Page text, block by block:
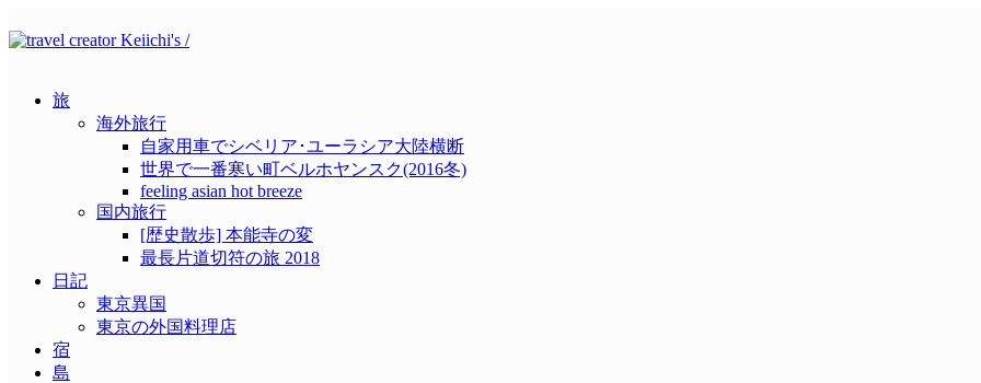
ン
旅
海外旅行
自家用車でシベリア･ユーラシア大陸横断
世界で一番寒い町ベルホヤンスク(2016冬)
feeling asian hot breeze
国内旅行
[歴史散歩] 本能寺の変
最長片道切符の旅 2018
日記
東京異国
東京の外国料理店
宿
島